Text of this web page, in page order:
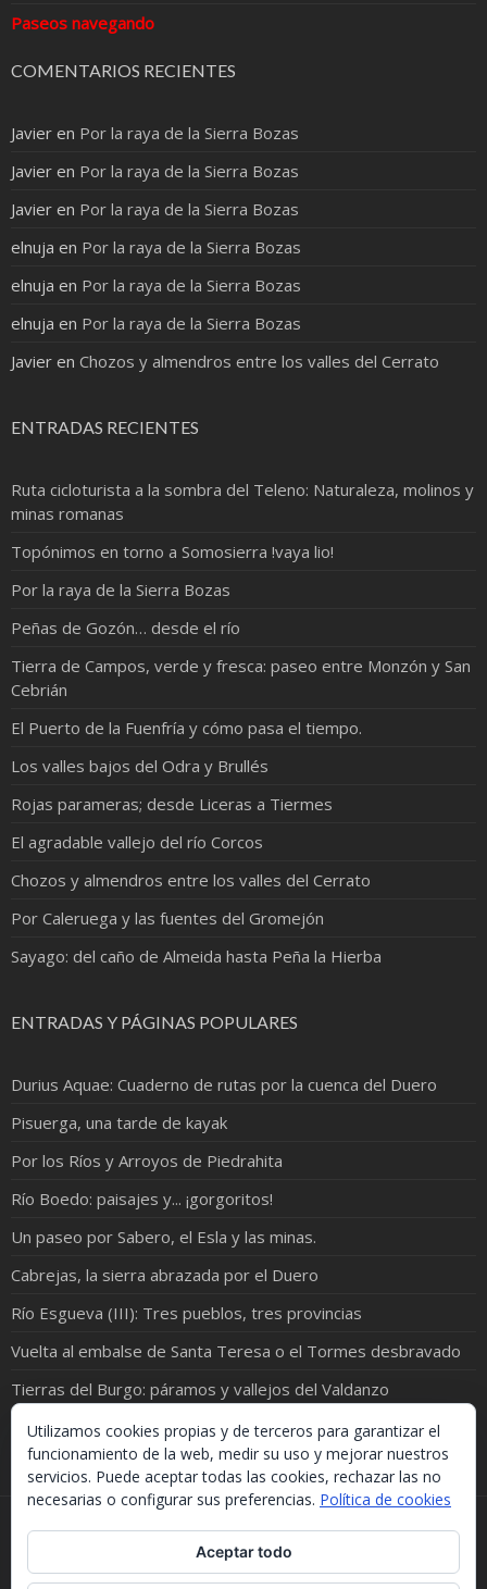
Paseos navegando
COMENTARIOS RECIENTES
Javier en Por la raya de la Sierra Bozas
Javier en Por la raya de la Sierra Bozas
Javier en Por la raya de la Sierra Bozas
elnuja en Por la raya de la Sierra Bozas
elnuja en Por la raya de la Sierra Bozas
elnuja en Por la raya de la Sierra Bozas
Javier en Chozos y almendros entre los valles del Cerrato
ENTRADAS RECIENTES
Ruta cicloturista a la sombra del Teleno: Naturaleza, molinos y
minas romanas
Topónimos en torno a Somosierra !vaya lio!
Por la raya de la Sierra Bozas
Peñas de Gozón… desde el río
Tierra de Campos, verde y fresca: paseo entre Monzón y San
Cebrián
El Puerto de la Fuenfría y cómo pasa el tiempo.
Los valles bajos del Odra y Brullés
Rojas parameras; desde Liceras a Tiermes
El agradable vallejo del río Corcos
Chozos y almendros entre los valles del Cerrato
Por Caleruega y las fuentes del Gromejón
Sayago: del caño de Almeida hasta Peña la Hierba
ENTRADAS Y PÁGINAS POPULARES
Durius Aquae: Cuaderno de rutas por la cuenca del Duero
Pisuerga, una tarde de kayak
Por los Ríos y Arroyos de Piedrahita
Río Boedo: paisajes y... ¡gorgoritos!
Un paseo por Sabero, el Esla y las minas.
Cabrejas, la sierra abrazada por el Duero
Río Esgueva (III): Tres pueblos, tres provincias
Vuelta al embalse de Santa Teresa o el Tormes desbravado
Tierras del Burgo: páramos y vallejos del Valdanzo
De Campaspero a Fuentidueña; o del páramo al agua
Si necesitas algo de este blog puedes cogerlo, lo único
que te pido es que menciones la procedencia. Gracias.
Should you need something from this blog, just take it.
Utilizamos cookies propias y de terceros para garantizar el
funcionamiento de la web, medir su uso y mejorar nuestros
servicios. Puede aceptar todas las cookies, rechazar las no
necesarias o configurar sus preferencias. Política de cookies
Aceptar todo